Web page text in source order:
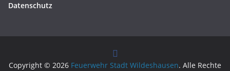
Datenschutz
Copyright © 2026 Feuerwehr Stadt Wildeshausen. Alle Rechte